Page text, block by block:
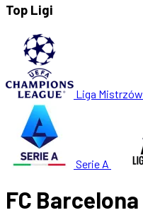
Top Ligi
Liga Mistrzów
Serie A
FC Barcelona